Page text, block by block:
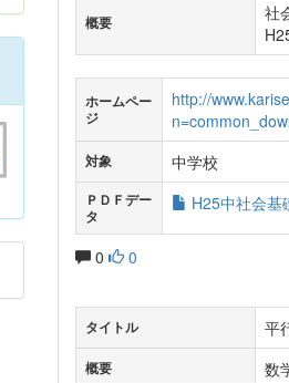
概要
社
ホームペー
ジ
http://
対象 中学校
ＰＤＦデー
タ
H25中社会基
0 0
タイトル 平
概要 数